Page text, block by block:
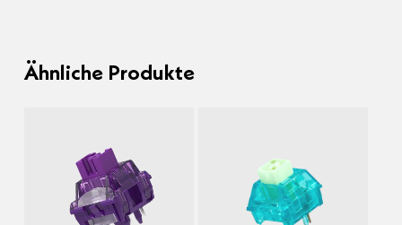
Ähnliche Produkte